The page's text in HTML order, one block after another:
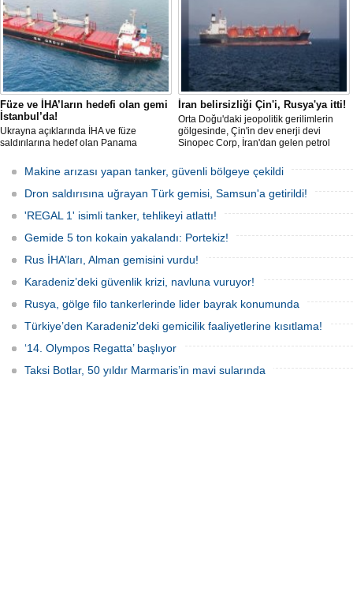
Füze ve İHA’ların hedefi olan gemi
İstanbul’da!
Ukrayna açıklarında İHA ve füze
saldırılarına hedef olan Panama
Zehma’, hasarlı şekilde İstanbul
Boğazı’ndan geçişini tamamladı.
İran belirsizliği Çin'i, Rusya'ya itti!
Orta Doğu'daki jeopolitik gerilimlerin
gölgesinde, Çin'in dev enerji devi
Sinopec Corp, İran'dan gelen petrol
rotasını Rusya'ya çevirdi. Dünyanın en
büyük rafine şirketlerinden biri olan
Sinopec, İran'la yaşanan 'savaş'
bahanesiyle daralan arzı telafi etmek
için Uzak Doğu Rus petrolüne
Makine arızası yapan tanker, güvenli bölgeye çekildi
Dron saldırısına uğrayan Türk gemisi, Samsun'a getirildi!
'REGAL 1' isimli tanker, tehlikeyi atlattı!
Gemide 5 ton kokain yakalandı: Portekiz!
Rus İHA’ları, Alman gemisini vurdu!
Karadeniz’deki güvenlik krizi, navluna vuruyor!
Rusya, gölge filo tankerlerinde lider bayrak konumunda
Türkiye’den Karadeniz'deki gemicilik faaliyetlerine kısıtlama!
‘14. Olympos Regatta’ başlıyor
Taksi Botlar, 50 yıldır Marmaris’in mavi sularında